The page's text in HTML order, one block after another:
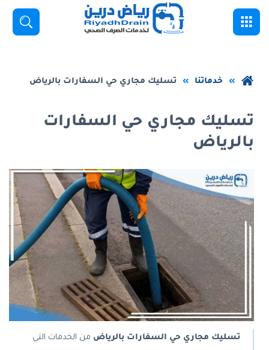
تخطي
الصفحة
الرئيسية
خدماتنا تسليك مجاري حي السفارات بالرياض
تسليك مجاري حي السفارات
بالرياض
تسليك مجاري حي السفارات بالرياض من الخدمات التي